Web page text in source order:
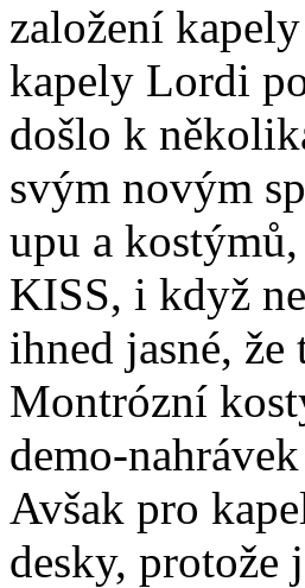
založení
kapely Lordi
došlo k
svým novým
upu a
KISS, i když
ihned jasné, že
Montrózní
demo-
Avšak pro
desky,